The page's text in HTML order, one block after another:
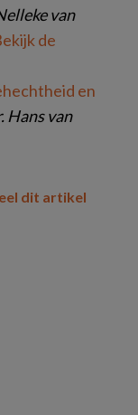
van
de
en
Hans van
dit artikel